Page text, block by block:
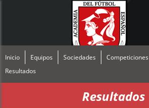
Inicio Equipos Sociedades Competiciones
Resultados
Resultados